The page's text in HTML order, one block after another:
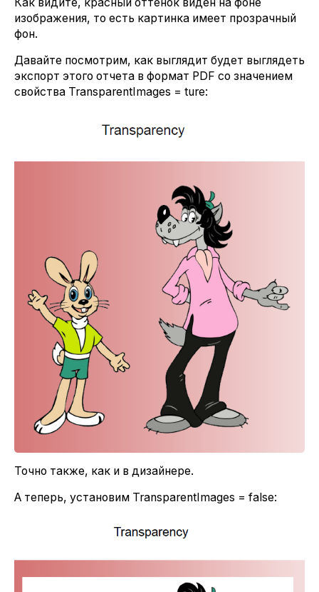
изображения, то есть картинка имеет прозрачный
фон.
Давайте посмотрим, как выглядит будет выглядеть
экспорт этого отчета в формат PDF со значением
свойства TransparentImages = ture:
Точно также, как и в дизайнере.
А теперь, установим TransparentImages = false: